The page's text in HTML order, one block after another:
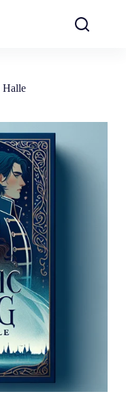
Halle